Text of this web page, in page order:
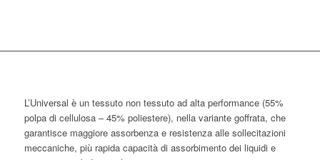
L’Universal è un tessuto non tessuto ad alta performance (55%
polpa di cellulosa – 45% poliestere), nella variante goffrata, che
garantisce maggiore assorbenza e resistenza alle sollecitazioni
meccaniche, più rapida capacità di assorbimento dei liquidi e